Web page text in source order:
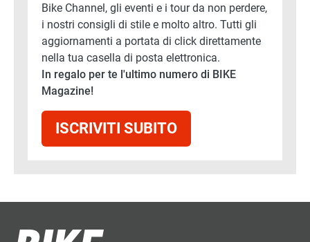
Bike Channel, gli eventi e i tour da non perdere,
i nostri consigli di stile e molto altro. Tutti gli
aggiornamenti a portata di click direttamente
nella tua casella di posta elettronica.
In regalo per te l'ultimo numero di BIKE
Magazine!
ISCRIVITI SUBITO